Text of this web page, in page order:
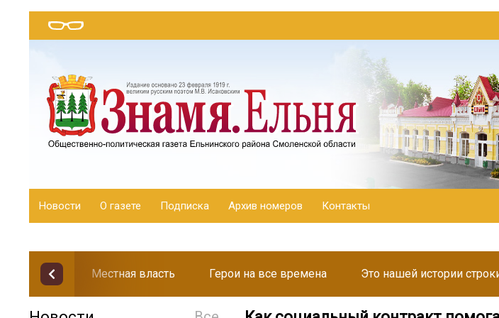
Новости О газете Подписка Архив номеров Контакты
Местная власть Герои на все времена Это нашей истории